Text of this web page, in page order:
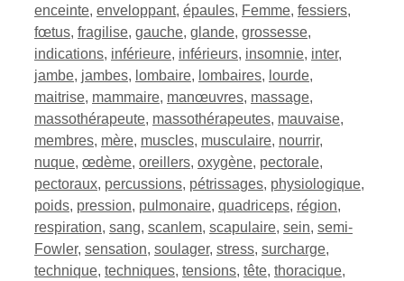
enceinte, enveloppant, épaules, Femme, fessiers,
fœtus, fragilise, gauche, glande, grossesse,
indications, inférieure, inférieurs, insomnie, inter,
jambe, jambes, lombaire, lombaires, lourde,
maitrise, mammaire, manœuvres, massage,
massothérapeute, massothérapeutes, mauvaise,
membres, mère, muscles, musculaire, nourrir,
nuque, œdème, oreillers, oxygène, pectorale,
pectoraux, percussions, pétrissages, physiologique,
poids, pression, pulmonaire, quadriceps, région,
respiration, sang, scanlem, scapulaire, sein, semi-
Fowler, sensation, soulager, stress, surcharge,
technique, techniques, tensions, tête, thoracique,